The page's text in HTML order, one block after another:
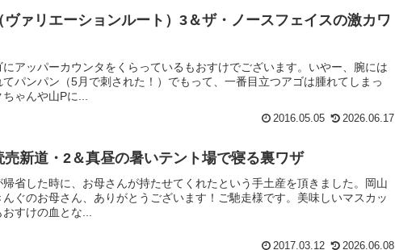
ァリエーションルート）3＆ザ・ノースフェイスの激カワ
アッパーカウンタをくらっているもおすけでございます。いやー、腕には
パンパン（5月で刺された！）でもって、一番目立つアゴは腫れてしまっ
ゃんや山Pに...
2016.05.05 2026.06.17
新道・2＆真昼の暑いテント場で寝る裏ワザ
省した時に、お母さんが持たせてくれたという手土産を頂きました。岡山
ぐのお母さん、ありがとうございます！ご馳走様です。美味しいマスカッ
すけの血とな...
2017.03.12 2026.06.08